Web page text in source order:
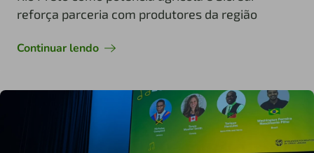
reforça parceria com produtores da região
Continuar lendo